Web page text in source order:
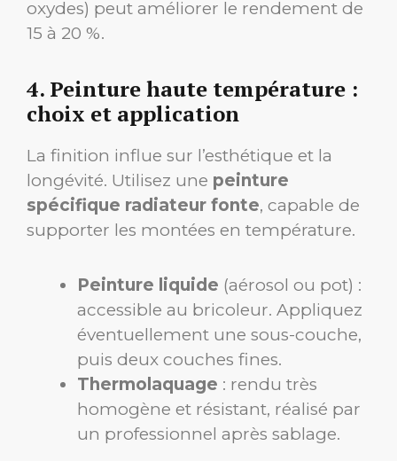
oxydes) peut améliorer le rendement de
15 à 20 %.
4. Peinture haute température :
choix et application
La finition influe sur l’esthétique et la
longévité. Utilisez une peinture
spécifique radiateur fonte, capable de
supporter les montées en température.
Peinture liquide (aérosol ou pot) :
accessible au bricoleur. Appliquez
éventuellement une sous-couche,
puis deux couches fines.
Thermolaquage : rendu très
homogène et résistant, réalisé par
un professionnel après sablage.